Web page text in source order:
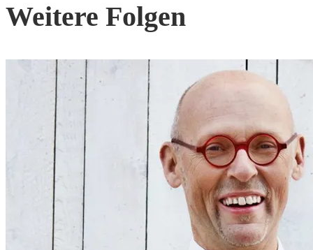
Weitere Folgen